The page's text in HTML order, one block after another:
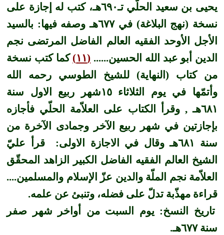
يحيى بن سعيد الحلّي تـ٦٩٠هـ، كتب له إجازة على
نسخة (نهج البلاغة) في ٦٧٧هـ وصفه فيها: بالسيد
الأجل الأوحد الفقيه العالم الفاضل المرتضى نجم
الدين أبو عبد الله الحسين...... (١١)
كما كتب نسخة
من كتاب (النهاية) للشيخ الطوسي رحمه الله
وأتمّها في يوم الثلاثاء ١٥شهر ربيع الاول سنة
٦٨١هـ , وقرأ الكتاب على العلاّمة الحلّي فأجازه
بإجازتين في شهر ربيع الآخر وجمادى الآخرة من
سنة ٦٨١هـ وقال في الاجازة الاولى: قرأ عليّ
الشيخ العالم الفقيه الفاضل الكبير الزاهد المحقّق
العلاّمة نجم الملّة والدين عزّ الإسلام والمسلمين....
قراءة مهذّبة تدلّ على فضله، وتنبئ عن علمه.
تاريخ النسخ: يوم السبت من أواخر شهر صفر
سنة ٦٧٧هـ.